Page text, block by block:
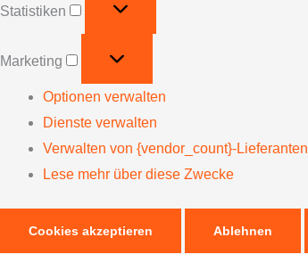
Statistiken
Marketing
Optionen verwalten
Dienste verwalten
Verwalten von {vendor_count}-Lieferanten
Lese mehr über diese Zwecke
Cookies akzeptieren Ablehnen